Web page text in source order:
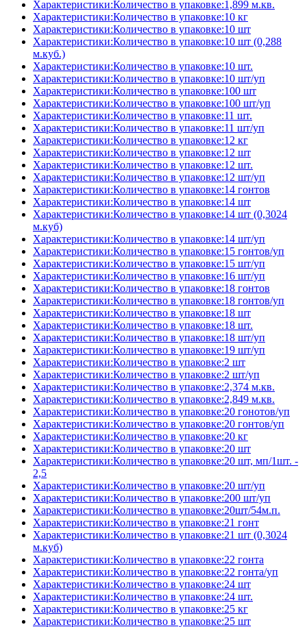
Характеристики:Количество в упаковке:1,899 м.кв.
Характеристики:Количество в упаковке:10 кг
Характеристики:Количество в упаковке:10 шт
Характеристики:Количество в упаковке:10 шт (0,288
м.куб.)
Характеристики:Количество в упаковке:10 шт.
Характеристики:Количество в упаковке:10 шт/уп
Характеристики:Количество в упаковке:100 шт
Характеристики:Количество в упаковке:100 шт/уп
Характеристики:Количество в упаковке:11 шт.
Характеристики:Количество в упаковке:11 шт/уп
Характеристики:Количество в упаковке:12 кг
Характеристики:Количество в упаковке:12 шт
Характеристики:Количество в упаковке:12 шт.
Характеристики:Количество в упаковке:12 шт/уп
Характеристики:Количество в упаковке:14 гонтов
Характеристики:Количество в упаковке:14 шт
Характеристики:Количество в упаковке:14 шт (0,3024
м.куб)
Характеристики:Количество в упаковке:14 шт/уп
Характеристики:Количество в упаковке:15 гонтов/уп
Характеристики:Количество в упаковке:15 шт/уп
Характеристики:Количество в упаковке:16 шт/уп
Характеристики:Количество в упаковке:18 гонтов
Характеристики:Количество в упаковке:18 гонтов/уп
Характеристики:Количество в упаковке:18 шт
Характеристики:Количество в упаковке:18 шт.
Характеристики:Количество в упаковке:18 шт/уп
Характеристики:Количество в упаковке:19 шт/уп
Характеристики:Количество в упаковке:2 шт
Характеристики:Количество в упаковке:2 шт/уп
Характеристики:Количество в упаковке:2,374 м.кв.
Характеристики:Количество в упаковке:2,849 м.кв.
Характеристики:Количество в упаковке:20 гонотов/уп
Характеристики:Количество в упаковке:20 гонтов/уп
Характеристики:Количество в упаковке:20 кг
Характеристики:Количество в упаковке:20 шт
Характеристики:Количество в упаковке:20 шт, мп/1шт. -
2,5
Характеристики:Количество в упаковке:20 шт/уп
Характеристики:Количество в упаковке:200 шт/уп
Характеристики:Количество в упаковке:20шт/54м.п.
Характеристики:Количество в упаковке:21 гонт
Характеристики:Количество в упаковке:21 шт (0,3024
м.куб)
Характеристики:Количество в упаковке:22 гонта
Характеристики:Количество в упаковке:22 гонта/уп
Характеристики:Количество в упаковке:24 шт
Характеристики:Количество в упаковке:24 шт.
Характеристики:Количество в упаковке:25 кг
Характеристики:Количество в упаковке:25 шт